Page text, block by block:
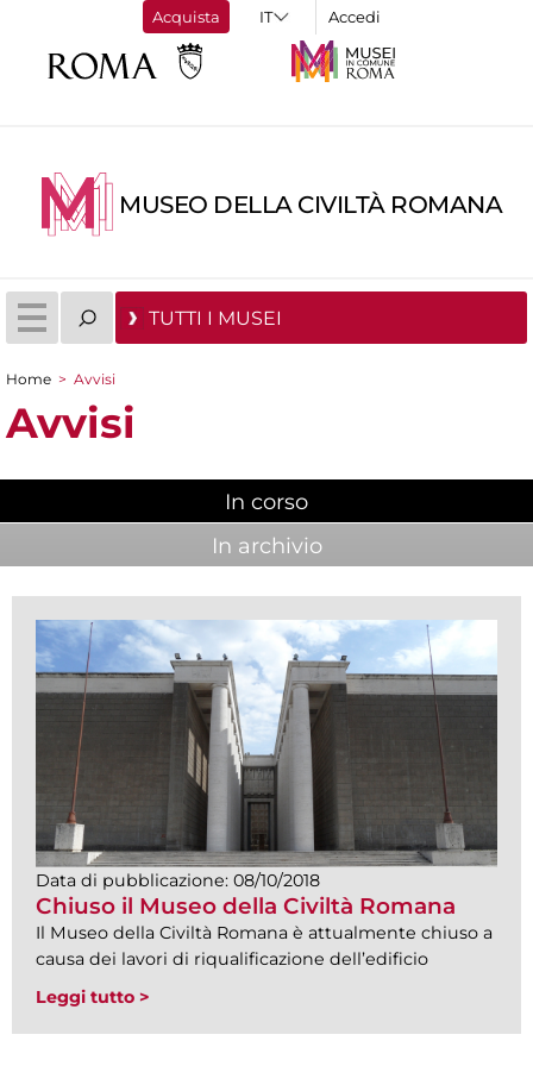
Acquista Accedi
MUSEO DELLA CIVILTÀ ROMANA
TUTTI I MUSEI
Tu sei qui
Home > Avvisi
Avvisi
In corso
In archivio
Data di pubblicazione: 08/10/2018
Chiuso il Museo della Civiltà Romana
Il Museo della Civiltà Romana è attualmente chiuso a
causa dei lavori di riqualificazione dell’edificio
Leggi tutto >